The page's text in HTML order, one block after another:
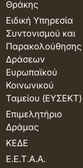
Θράκης
Ειδική Υπηρεσία
Συντονισμού και
Παρακολούθησης
Δράσεων
Ευρωπαϊκού
Κοινωνικού
Ταμείου (ΕΥΣΕΚΤ)
Επιμελητήριο
Δράμας
ΚΕΔΕ
Ε.Ε.Τ.Α.Α.